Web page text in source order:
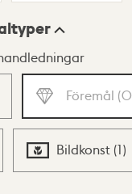
Föremål (0
Bildkonst (1)